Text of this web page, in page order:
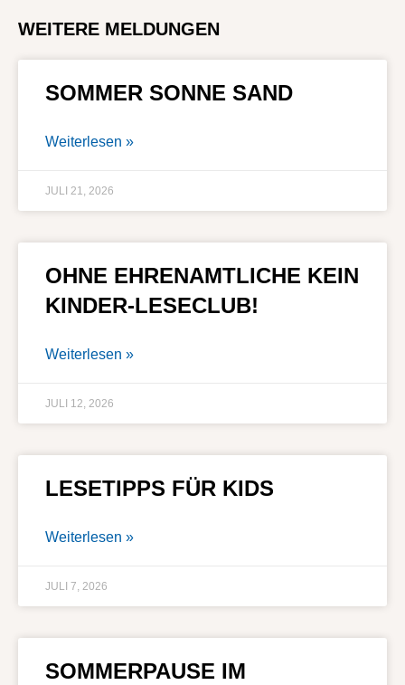
WEITERE MELDUNGEN
SOMMER SONNE SAND
Weiterlesen »
JULI 21, 2026
OHNE EHRENAMTLICHE KEIN
KINDER-LESECLUB!
Weiterlesen »
JULI 12, 2026
LESETIPPS FÜR KIDS
Weiterlesen »
JULI 7, 2026
SOMMERPAUSE IM